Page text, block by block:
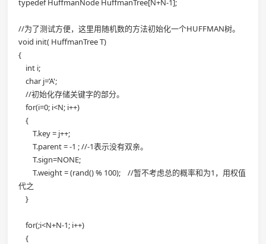
typedef HuffmanNode HuffmanTree[N+N-1];
//为了测试方便，这里用随机数的方法初始化一个HUFFMAN树。
void init( HuffmanTree T)
{
int i;
char j=’A';
//初始化存储关键字的部分。
for(i=0; i<N; i++)
{
T.key = j++;
T.parent = -1 ; //-1表示没有双亲。
T.sign=NONE;
T.weight = (rand() % 100); //暂不考虑总的概率和为1，用权值
代之
}
for(;i<N+N-1; i++)
{